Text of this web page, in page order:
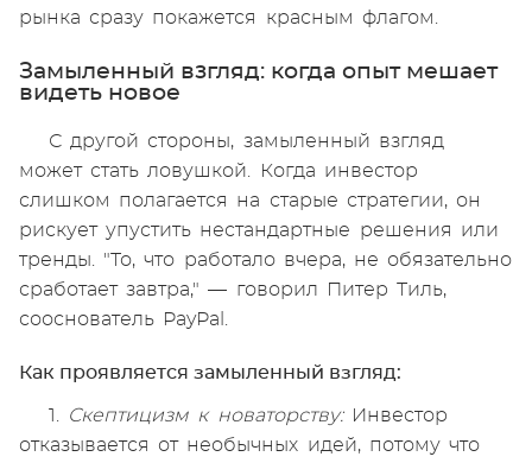
рынка сразу покажется красным флагом.
Замыленный взгляд: когда опыт мешает
видеть новое
С другой стороны, замыленный взгляд
может стать ловушкой. Когда инвестор
слишком полагается на старые стратегии, он
рискует упустить нестандартные решения или
тренды. "То, что работало вчера, не обязательно
сработает завтра," — говорил Питер Тиль,
сооснователь PayPal.
Как проявляется замыленный взгляд:
1. Скептицизм к новаторству:Инвестор
отказывается от необычных идей, потому что